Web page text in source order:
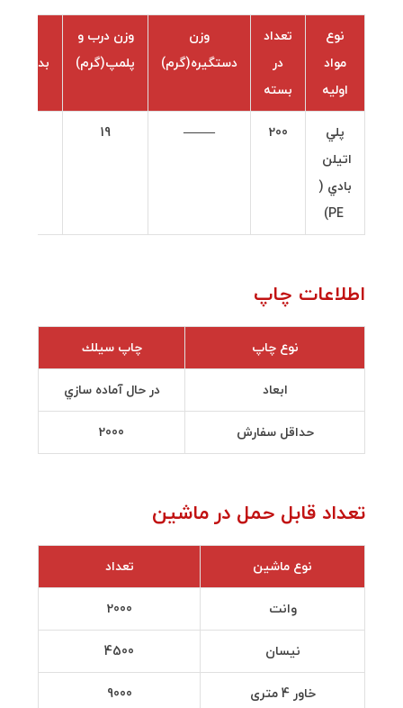
نوع
مواد
اوليه
تعداد
در
بسته
وزن
دستگيره(گرم)
وزن درب و
پلمپ(گرم)
پلي
اتيلن
بادي (
PE)
200
——–
19
اطلاعات چاپ
نوع چاپ
چاپ سيلك
ابعاد
در حال آماده سازي
حداقل سفارش
2000
تعداد قابل حمل در ماشين
نوع ماشین
تعداد
وانت
2000
نیسان
4500
خاور 4 متری
9000